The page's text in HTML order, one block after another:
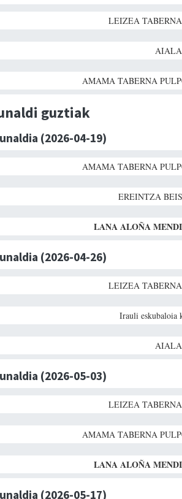
LEIZEA
AMAMA TABERNA
guztiak
(2026-04-19)
AMAMA TABERNA
EREINTZA
LANA ALOÑA
(2026-04-26)
LEIZEA
Irauli eskubaloia
(2026-05-03)
LEIZEA
AMAMA TABERNA
LANA ALOÑA
(2026-05-17)